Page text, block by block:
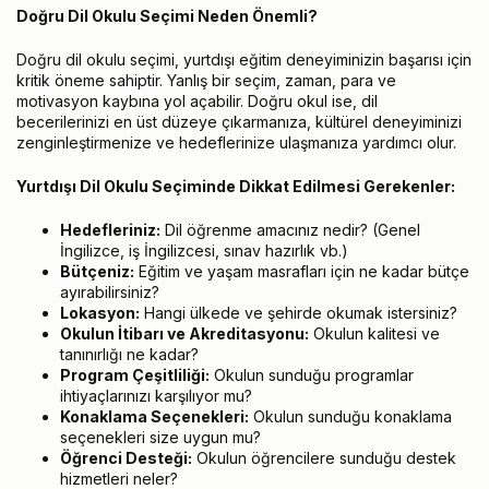
Doğru Dil Okulu Seçimi Neden Önemli?
Doğru dil okulu seçimi, yurtdışı eğitim deneyiminizin başarısı için
kritik öneme sahiptir. Yanlış bir seçim, zaman, para ve
motivasyon kaybına yol açabilir. Doğru okul ise, dil
becerilerinizi en üst düzeye çıkarmanıza, kültürel deneyiminizi
zenginleştirmenize ve hedeflerinize ulaşmanıza yardımcı olur.
Yurtdışı Dil Okulu Seçiminde Dikkat Edilmesi Gerekenler:
Hedefleriniz: Dil öğrenme amacınız nedir? (Genel
İngilizce, iş İngilizcesi, sınav hazırlık vb.)
Bütçeniz: Eğitim ve yaşam masrafları için ne kadar bütçe
ayırabilirsiniz?
Lokasyon: Hangi ülkede ve şehirde okumak istersiniz?
Okulun İtibarı ve Akreditasyonu: Okulun kalitesi ve
tanınırlığı ne kadar?
Program Çeşitliliği: Okulun sunduğu programlar
ihtiyaçlarınızı karşılıyor mu?
Konaklama Seçenekleri: Okulun sunduğu konaklama
seçenekleri size uygun mu?
Öğrenci Desteği: Okulun öğrencilere sunduğu destek
hizmetleri neler?